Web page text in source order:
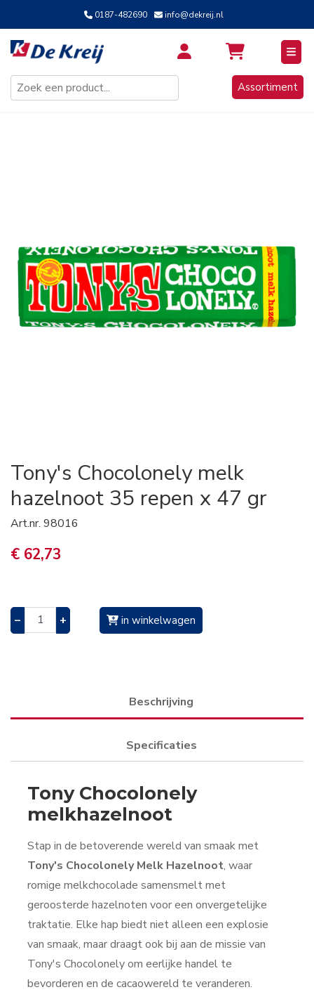
0187-482690 info@dekreij.nl
Inloggen / Aanmelden
Assortiment
Tony's Chocolonely melk
hazelnoot 35 repen x 47 gr
Art.nr. 98016
€ 62,73
– + in winkelwagen
Beschrijving
Specificaties
Tony Chocolonely
melkhazelnoot
Stap in de betoverende wereld van smaak met
Tony's Chocolonely Melk Hazelnoot, waar
romige melkchocolade samensmelt met
geroosterde hazelnoten voor een onvergetelijke
traktatie. Elke hap biedt niet alleen een explosie
van smaak, maar draagt ook bij aan de missie van
Tony's Chocolonely om eerlijke handel te
bevorderen en de cacaowereld te veranderen.